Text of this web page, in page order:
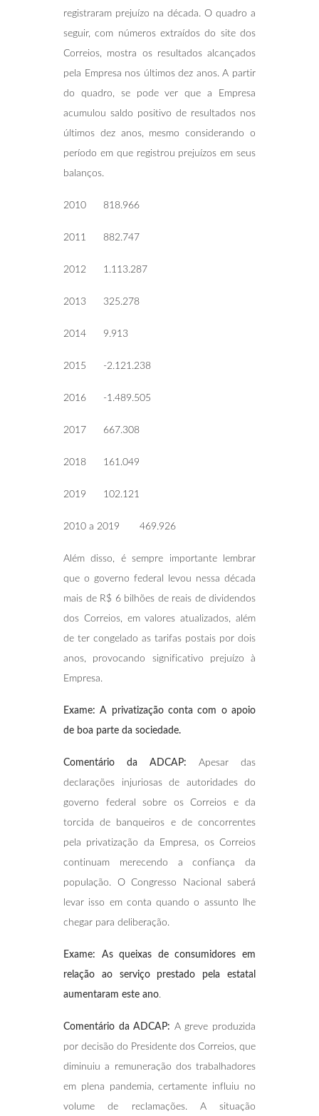
registraram prejuízo na década. O quadro a
seguir, com números extraídos do site dos
Correios, mostra os resultados alcançados
pela Empresa nos últimos dez anos. A partir
do quadro, se pode ver que a Empresa
acumulou saldo positivo de resultados nos
últimos dez anos, mesmo considerando o
período em que registrou prejuízos em seus
balanços.
2010 818.966
2011 882.747
2012 1.113.287
2013 325.278
2014 9.913
2015 -2.121.238
2016 -1.489.505
2017 667.308
2018 161.049
2019 102.121
2010 a 2019 469.926
Além disso, é sempre importante lembrar
que o governo federal levou nessa década
mais de R$ 6 bilhões de reais de dividendos
dos Correios, em valores atualizados, além
de ter congelado as tarifas postais por dois
anos, provocando significativo prejuízo à
Empresa.
Exame: A privatização conta com o apoio
de boa parte da sociedade.
Comentário da ADCAP: Apesar das
declarações injuriosas de autoridades do
governo federal sobre os Correios e da
torcida de banqueiros e de concorrentes
pela privatização da Empresa, os Correios
continuam merecendo a confiança da
população. O Congresso Nacional saberá
levar isso em conta quando o assunto lhe
chegar para deliberação.
Exame: As queixas de consumidores em
relação ao serviço prestado pela estatal
aumentaram este ano.
Comentário da ADCAP: A greve produzida
por decisão do Presidente dos Correios, que
diminuiu a remuneração dos trabalhadores
em plena pandemia, certamente influiu no
volume de reclamações. A situação